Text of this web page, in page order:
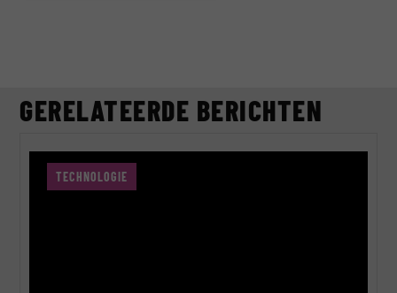
GERELATEERDE BERICHTEN
TECHNOLOGIE